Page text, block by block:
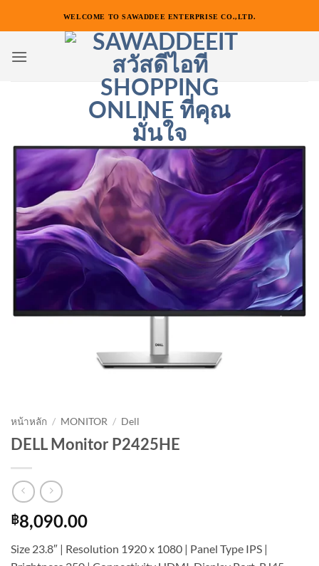
เนื้อหา
WELCOME TO SAWADDEE ENTERPRISE CO.,LTD.
หน้าหลัก / MONITOR / Dell
DELL Monitor P2425HE
฿8,090.00
Size 23.8″ | Resolution 1920 x 1080 | Panel Type IPS |